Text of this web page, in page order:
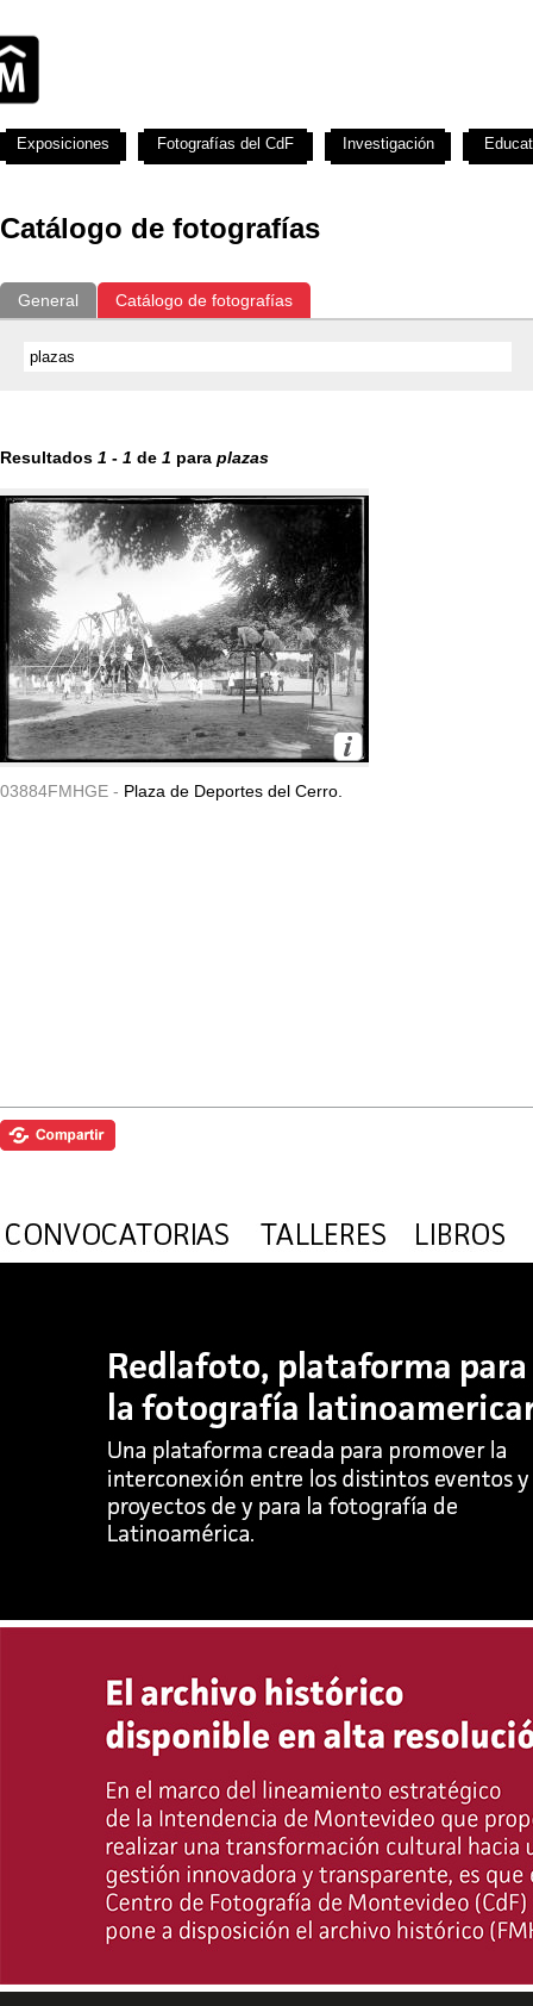
Catálogo de fotografías
General Catálogo de fotografías
Resultados 1 - 1 de 1 para plazas
03884FMHGE - Plaza de Deportes del Cerro.
Exposiciones Fotografías del CdF Investigación